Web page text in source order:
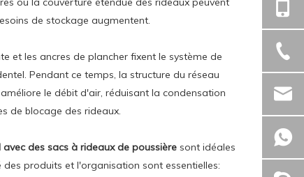
de stockage augmentent.
et les ancres de plancher fixent le système de
Pendant ce temps, la structure du réseau
le débit d'air, réduisant la condensation
de blocage des rideaux.
des sacs à rideaux de poussière sont idéales
produits et l'organisation sont essentielles: